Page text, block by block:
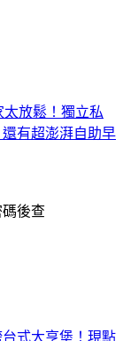
太放鬆！獨立私
有超澎湃自助早
後查
式大亨堡！現點